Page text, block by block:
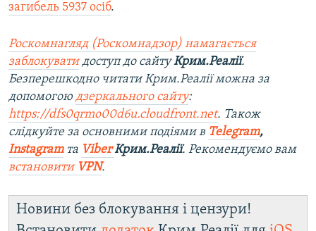
загибель 5937 осіб.
Роскомнагляд (Роскомнадзор) намагається
заблокуватидоступ до сайтуКрим.Реалії.
Безперешкодно читати Крим.Реалії можна за
допомогою дзеркального сайту:
https://dfs0qrmo00d6u.cloudfront.net. Також
слідкуйте за основними подіями в Telegram,
Instagramта ViberКрим.Реалії. Рекомендуємо вам
встановити VPN.
Новини без блокування і цензури!